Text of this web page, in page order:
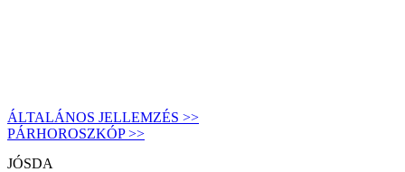
ÁLTALÁNOS JELLEMZÉS >>
PÁRHOROSZKÓP >>
JÓSDA